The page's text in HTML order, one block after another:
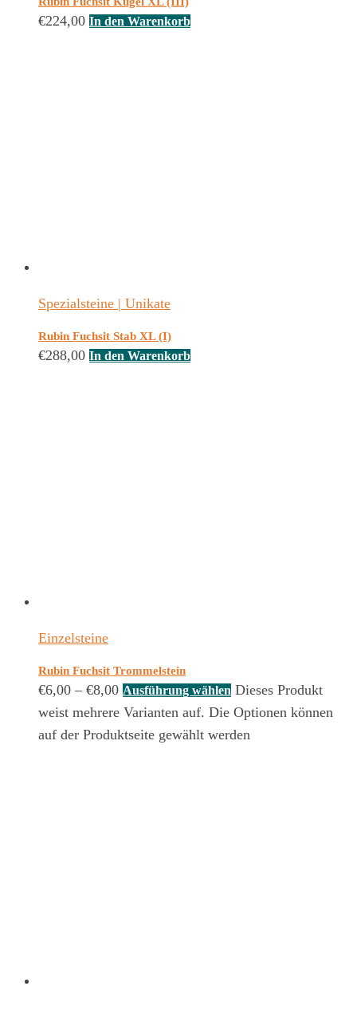
€224,00 In den Warenkorb
Spezialsteine | Unikate
Rubin Fuchsit Stab XL (I)
€288,00 In den Warenkorb
Einzelsteine
Rubin Fuchsit Trommelstein
€6,00 – €8,00 Ausführung wählen Dieses Produkt
weist mehrere Varianten auf. Die Optionen können
auf der Produktseite gewählt werden